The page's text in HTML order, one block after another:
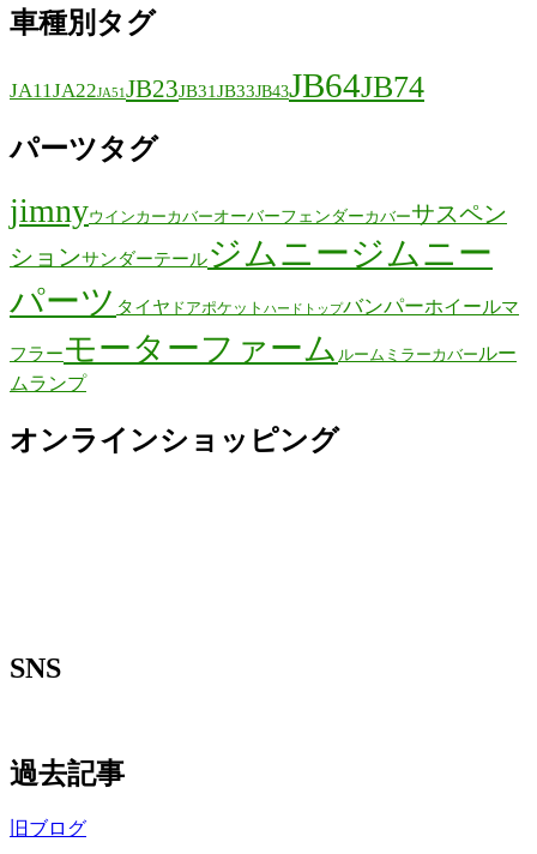
車種別タグ
JA11JA22JA51 JB23JB31JB33JB43JB64JB74
パーツタグ
jimnyウインカーカバーオーバーフェンダーカバーサスペン
ションサンダーテールジムニージムニー
パーツ タイヤ ドアポケット ハードトップバンパーホイールマ
フラーモーターファーム ルームミラーカバー ルー
ムランプ
オンラインショッピング
SNS
過去記事
旧ブログ